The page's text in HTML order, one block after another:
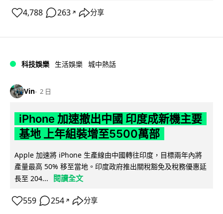
4,788 263 ↗ 分享
科技娛樂 生活娛樂 城中熱話
Vin 2 日
iPhone 加速撤出中國 印度成新機主要
基地 上年組裝增至5500萬部
Apple 加速將 iPhone 生產線由中國轉往印度，目標兩年內將
產量最高 50% 移至當地。印度政府推出關稅豁免及稅務優惠延
長至 204...
閱讀全文
559 254 ↗ 分享